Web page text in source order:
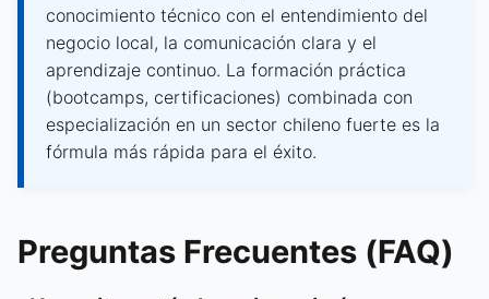
conocimiento técnico con el entendimiento del
negocio local, la comunicación clara y el
aprendizaje continuo. La formación práctica
(bootcamps, certificaciones) combinada con
especialización en un sector chileno fuerte es la
fórmula más rápida para el éxito.
Preguntas Frecuentes (FAQ)